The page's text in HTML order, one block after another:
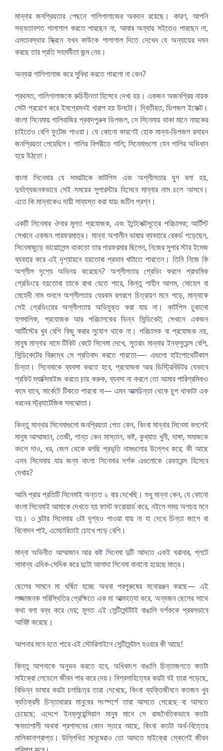
মান্নার জনপ্রিয়তার পেছনে গালিগালাজের অবদান রয়েছে। কারণ, আপনি
সভ্যতাবশত গালাগাল করতে পারছেন না, আবার অন্যায় সইতেও পারছেন না,
এমতাবস্থায় স্ক্রিনে যখন কাউকে গালাগাল দিতে দেখেন যে অন্যায়ের দমন
করছে তার প্রতি সহমর্মীতা জন্ম নেয়।
অন্যরা গালিগালাজ করে সুবিধা করতে পারলো না কেন?
প্রথমত, গালিগালাজকে রুচিহীনতা হিসেবে দেখা হয়। একজন অজনপ্রিয় নায়ক
সেটা প্রয়োগ করে ইমপ্রেসনই খারাপ হয় উলটো। দ্বিতীয়ত, ডিপজল ইফেক্ট।
বাংলা সিনেমায় গালিবাজির প্রবাদপুরুষ ডিপজল, সে সিনেমায় থাকা মানে নায়কের
চাইতেও বেশি ফুটেজ পাওয়া। যে কোনো কারণেই হোক মান্না-ডিপজল রসায়ন
জনপ্রিয়তা পেয়েছিল। গালির বিপরীতে গালি; সিনেমাগুলো যেন গালির অভিধান
হয়ে উঠতো।
বাংলা সিনেমার যে সময়টাকে কাটপিস এবং অশ্লীলতার যুগ বলা হয়,
দুর্ভাগ্যজনকভাবে সেই সময়ের সুপারস্টার হিসেবে মান্নার নাম চলে আসবে।
এতে কি মান্নাকেও দায়ী সাব্যস্ত করা যায়৷ জটিল প্রশ্ন।
একটি সিনেমার ঔনার মূলত প্রযোজক, এবং ইন্টেলেক্টসূত্রে পরিচালক; আর্টিস্ট
সেখানে একজন পারফরমাত্র। মান্না অশালীন ভাষার ব্যবহারে রেকর্ড গড়েছেন,
সিনেমাজুড়ে ভায়োলেন্স থাকতো তার পারফরমার ছিলেন, নিজের সুপার স্টার ইমেজ
ব্যবহার করে এই দৃশ্যায়নে হয়তোবা প্রভাব খাটাতে পারতেন। তিনি নিজে কি
অশ্লীল দৃশ্যে অভিনয় করেছেন? অশ্লীলতার গ্রেডিং করলে প্রাথমিক
গ্রেডিংয়ে হয়তোবা তাকে রাখা যেতে পারে, কিন্তু শাহীন আলম, সোহেল বা
মেহেদী নাম শুনলে অশ্লীলতার যেরকম রগরগে চিত্রায়ণ মনে পড়ে, মান্নাকে
সেই গ্রেডিংয়ের অশ্লীলতায় অভিযুক্ত করা যায় না। কাটপিস ঢুকানো
হলমালিক, প্রযোজক আর পরিচালকের ভিন্ন সিন্ডিকেট; সেখানে একজন
আর্টিস্টের খুব বেশি কিছু করার সুযোগ থাকে না। পরিচালক বা প্রযোজক নয়,
মানুষ মান্নার নামে টিকিট কেটে সিনেমা দেখে, সুতরাং মান্নার ইনফ্লুয়েন্স বেশি,
সিন্ডিকেটের বিরুদ্ধে সে প্রতিবাদ করতে পারতো—- এগুলো হাইপোথেটিকাল
চিন্তা। সিনেমাকে ব্যবসা করতে হবে, প্রযোজক আর ডিস্ট্রিবিউটর যেভাবে
প্রফিট ম্যাক্সিমাইজ করতে চায় করুক, ব্যবসা না করলে তো আমার পারিশ্রমিকও
কমে যাবে, মার্কেটে টিকতে পারবো না— এমন আত্মচিন্তা থেকে চুপ থাকাটা এক
ধরনের স্ট্র‍্যাটেজিক সমঝোতা।
কিন্তু মান্নার সিনেমাগুলো জনপ্রিয়তা পেত কেন, কিংবা মান্নার সিনেমা বললেই
মানুষ আম্মাজান, তেজী, শান্ত কেন মাস্তান, কষ্ট, কুখ্যাত খুনী, দাঙ্গা, সমাজকে
বদলে দাও, ধর, জেল থেকে বলছি প্রভৃতি নামগুলোর উল্লেখ করে; কী আছে
এসব সিনেমায় যার জন্য বাংলা সিনেমার দর্শক এগুলোকে রেফারেন্স হিসেবে
দেখায়?
আমি প্রায় প্রতিটি সিনেমাই অন্তত ২ বার দেখেছি। শুধু মান্না কেন, যে কোনো
বাংলা সিনেমাই আমাকে দেখতে হয় ফাস্ট ফরোয়ার্ড করে, নইলে সময় অপচয় মনে
হয়। ৩ ঘন্টার সিনেমায় ৩টা দৃশ্যও পাওয়া যায় না যা দেখে চিন্তা জাগে বা
বিনোদন পাই, এমেচারিতাই চোখে পড়ে বেশি।
মান্না অভিনীত আম্মাজান আর কষ্ট সিনেমা দুটি আদতে একই ঘরানার, প্লটে
সামান্য এদিক-সেদিক করে দুটো আলাদা সিনেমা বানানো হয়েছে মাত্র।
ছেলের সামনে মা ধর্ষিত হচ্ছে অথবা পরপুরুষের মনোরঞ্জন করছে— এই
লজ্জাজনক পরিস্থিতির প্রেক্ষিতে এক মা আত্মহত্যা করে, অন্যজন ছেলের সাথে
কথা বলা বন্ধ করে দেয়; মূলত এই সেন্টিমেন্টটাই বাঙালি দর্শককে প্রবলভাবে
আবিষ্ট করেছে।
আপনার মনে হতে পারে এই স্টোরিলাইনে সেন্টিমেন্টাল হওয়ার কী আছে!
কিন্তু আপনাকে অনুভব করতে হবে, অধিকাংশ বাঙালি চিন্তাজগতে কতটা
মাইক্রো লেভেলে জীবন পার করে দেয়। বিশ্বসাহিত্যের কয়টা বই তারা পড়েছে,
বিভিন্ন ভাষার কয়টা চলচ্চিত্র তারা দেখেছে, কিংবা ব্যক্তিজীবনে কতজন খুব
ব্যতিক্রমী চিন্তাধারার মানুষের সংস্পর্শে তারা আসতে পেরেছে বা আসতে
চেয়েছে; এদেশে ইনফ্লুয়েন্সিয়াল মানুষ মানে সে রাজনৈতিকভাবে কতটা
ক্ষমতাশালী অথবা প্রশাসনের কোন স্তরে আছে, কিংবা কতটা অর্থ-বিত্তের
মালিকানাপ্রাপ্ত। উল্লিখিত মানুষেরাও তো আদতে মাইক্রো স্কেলেই জীবন